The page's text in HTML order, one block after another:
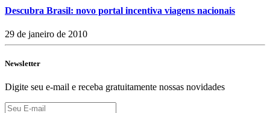
Descubra Brasil: novo portal incentiva viagens nacionais
29 de janeiro de 2010
Newsletter
Digite seu e-mail e receba gratuitamente nossas novidades